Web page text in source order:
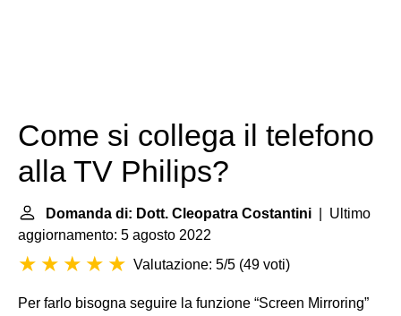
Come si collega il telefono
alla TV Philips?
Domanda di: Dott. Cleopatra Costantini | Ultimo
aggiornamento: 5 agosto 2022
Valutazione: 5/5 (49 voti)
Per farlo bisogna seguire la funzione “Screen Mirroring”